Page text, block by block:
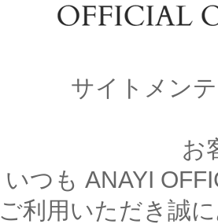
サイトメン
お
いつも ANAYI
ご利用いただき誠